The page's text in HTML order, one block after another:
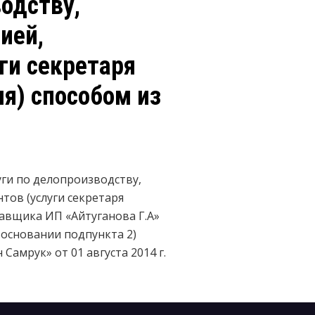
секретаря
способом из
по делопроизводству,
(услуги секретаря
ИП «Айтуганова Г.А»
подпункта 2)
от 01 августа 2014 г.